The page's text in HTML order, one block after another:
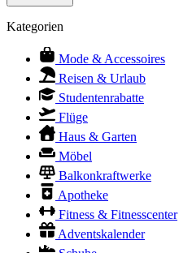
Kategorien
Mode & Accessoires
Reisen & Urlaub
Studentenrabatte
Flüge
Haus & Garten
Möbel
Balkonkraftwerke
Apotheke
Fitness & Fitnesscenter
Adventskalender